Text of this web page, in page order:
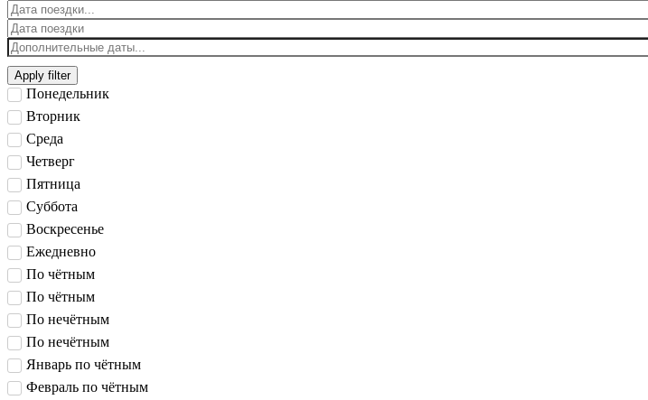
Apply filter
Понедельник
Вторник
Среда
Четверг
Пятница
Суббота
Воскресенье
Ежедневно
По чётным
По чётным
По нечётным
По нечётным
Январь по чётным
Февраль по чётным